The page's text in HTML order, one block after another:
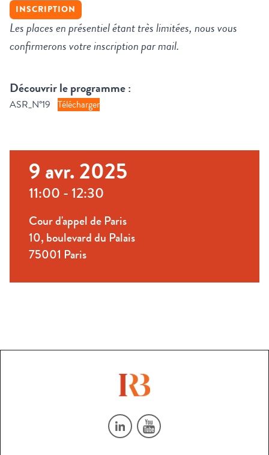
INSCRIPTION
Les places en présentiel étant très limitées, nous vous
confirmerons votre inscription par mail.
Découvrir le programme :
ASR_N°19 Télécharger
9 avr. 2025
11:00 - 12:30
Cour d'appel de Paris
10, boulevard du Palais
75001 Paris